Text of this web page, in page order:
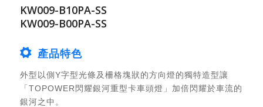
KW009-B10PA-SS
KW009-B00PA-SS
產品特色
外型以側Y字型光條及柵格塊狀的方向燈的獨特造型讓
「TOPOWER閃耀銀河重型卡車頭燈」加倍閃耀於車流的
銀河之中。